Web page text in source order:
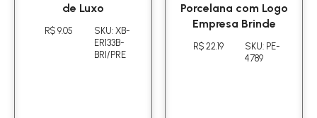
de Luxo
R$ 9.05
SKU: XB-
ER133B-
BRI/PRE
Porcelana com Logo
Empresa Brinde
R$ 22.19
SKU: PE-
4789